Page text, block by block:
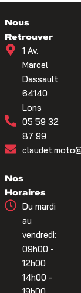
Nous
Retrouver
1 Av.
Marcel
Dassault
64140
Lons
05 59 32
87 99
Nos
Horaires
Du mardi
au
vendredi:
09h00 -
12h00
14h00 -